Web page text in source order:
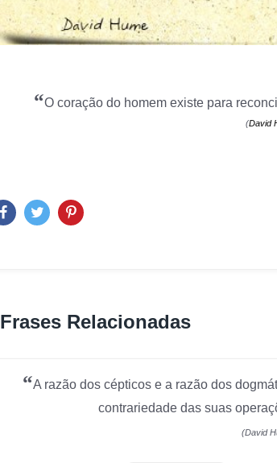
“O coração do homem existe para
(David
Frases Relacionadas
“A razão dos cépticos e a razão dos
contrariedade das suas
(David